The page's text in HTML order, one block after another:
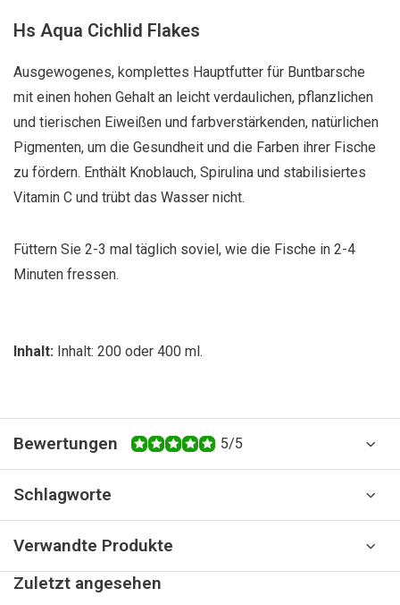
Hs Aqua Cichlid Flakes
Ausgewogenes, komplettes Hauptfutter für Buntbarsche
mit einen hohen Gehalt an leicht verdaulichen, pflanzlichen
und tierischen Eiweißen und farbverstärkenden, natürlichen
Pigmenten, um die Gesundheit und die Farben ihrer Fische
zu fördern. Enthält Knoblauch, Spirulina und stabilisiertes
Vitamin C und trübt das Wasser nicht.
Füttern Sie 2-3 mal täglich soviel, wie die Fische in 2-4
Minuten fressen.
Inhalt: Inhalt: 200 oder 400 ml.
Bewertungen 5/5
Schlagworte
Verwandte Produkte
Zuletzt angesehen